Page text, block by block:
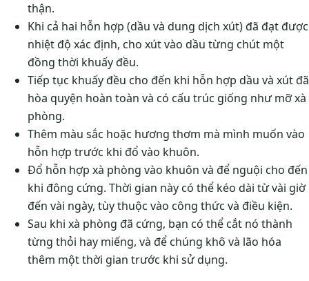
thận.
Khi cả hai hỗn hợp (dầu và dung dịch xút) đã đạt được
nhiệt độ xác định, cho xút vào dầu từng chút một
đồng thời khuấy đều.
Tiếp tục khuấy đều cho đến khi hỗn hợp dầu và xút đã
hòa quyện hoàn toàn và có cấu trúc giống như mỡ xà
phòng.
Thêm màu sắc hoặc hương thơm mà mình muốn vào
hỗn hợp trước khi đổ vào khuôn.
Đổ hỗn hợp xà phòng vào khuôn và để nguội cho đến
khi đông cứng. Thời gian này có thể kéo dài từ vài giờ
đến vài ngày, tùy thuộc vào công thức và điều kiện.
Sau khi xà phòng đã cứng, bạn có thể cắt nó thành
từng thỏi hay miếng, và để chúng khô và lão hóa
thêm một thời gian trước khi sử dụng.